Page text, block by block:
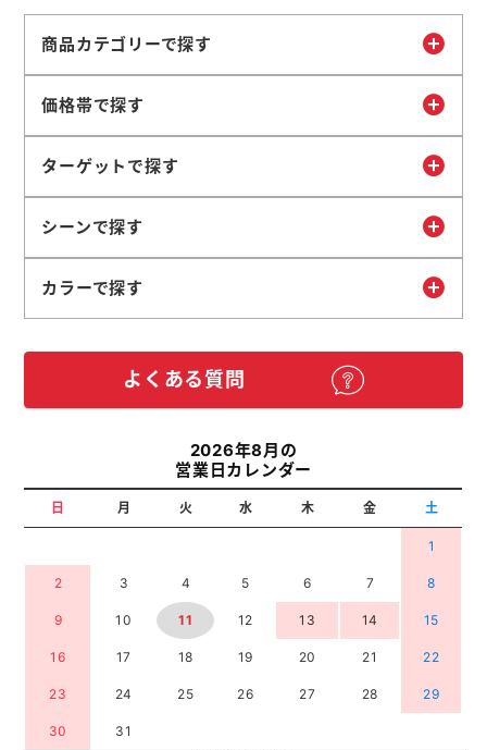
商品カテゴリーで探す
価格帯で探す
ターゲットで探す
シーンで探す
カラーで探す
よくある質問
2026年8月の
営業日カレンダー
日 月 火 水 木 金 土
1
2 3 4 5 6 7 8
9 10 11 12 13 14 15
16 17 18 19 20 21 22
23 24 25 26 27 28 29
30 31